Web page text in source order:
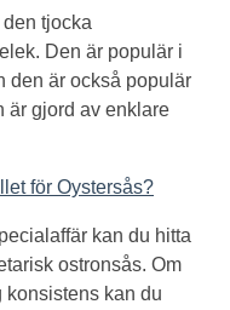
tjocka
Den är populär i
den är också populär
är gjord av enklare
för Oystersås?
kan du hitta
ostronsås. Om
konsistens kan du